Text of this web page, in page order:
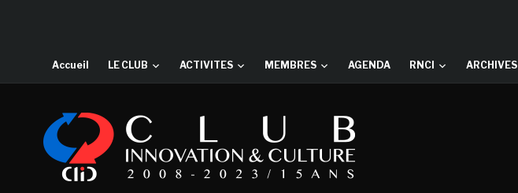
Accueil LE CLUB ACTIVITES MEMBRES AGENDA RNCI ARCHIVES